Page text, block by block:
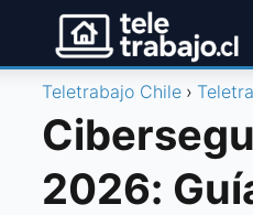
Teletrabajo Chile
2026: